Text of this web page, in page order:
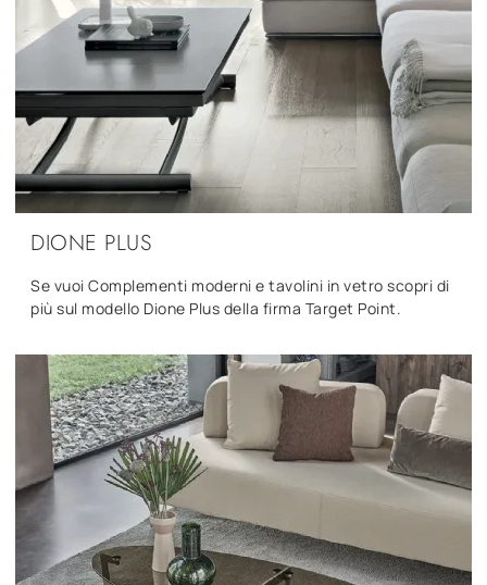
DIONE PLUS
Se vuoi Complementi moderni e tavolini in vetro scopri di
più sul modello Dione Plus della firma Target Point.